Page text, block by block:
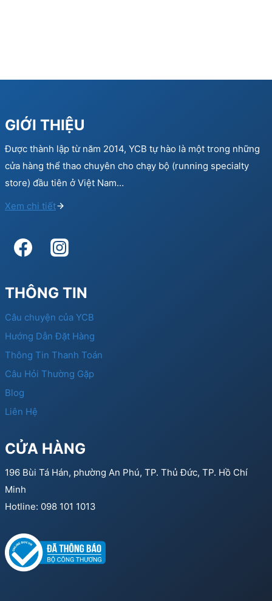
GIỚI THIỆU
Được thành lập từ năm 2014, YCB tự hào là một trong những
cửa hàng thể thao chuyên cho chạy bộ (running specialty
store) đầu tiên ở Việt Nam…
Xem chi tiết
THÔNG TIN
Câu chuyện của YCB
Hướng Dẫn Đặt Hàng
Thông Tin Thanh Toán
Câu Hỏi Thường Gặp
Blog
Liên Hệ
CỬA HÀNG
196 Bùi Tá Hán, phường An Phú, TP. Thủ Đức, TP. Hồ Chí
Minh
Hotline: 098 101 1013